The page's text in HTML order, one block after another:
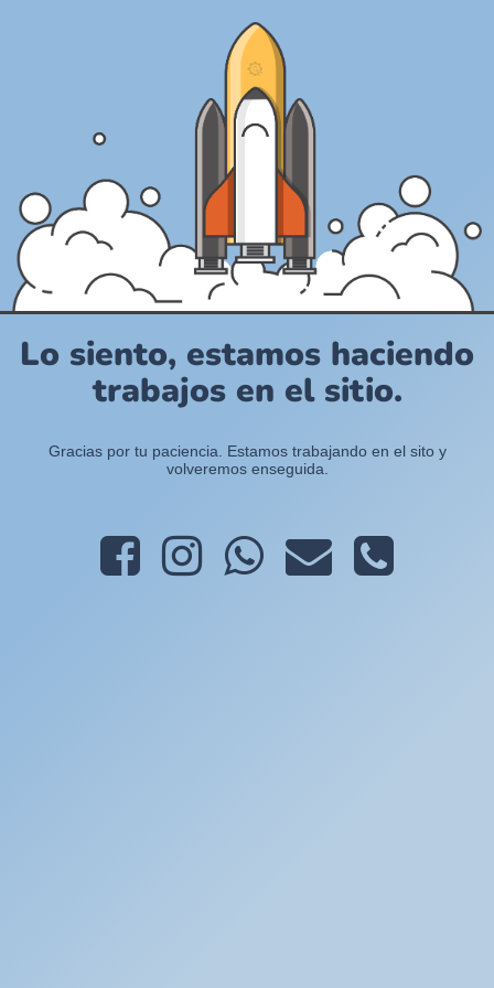
Lo siento, estamos haciendo
trabajos en el sitio.
Gracias por tu paciencia. Estamos trabajando en el sito y
volveremos enseguida.